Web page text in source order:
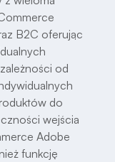
B2C oferując
od
do
wejścia
Adobe
funkcję